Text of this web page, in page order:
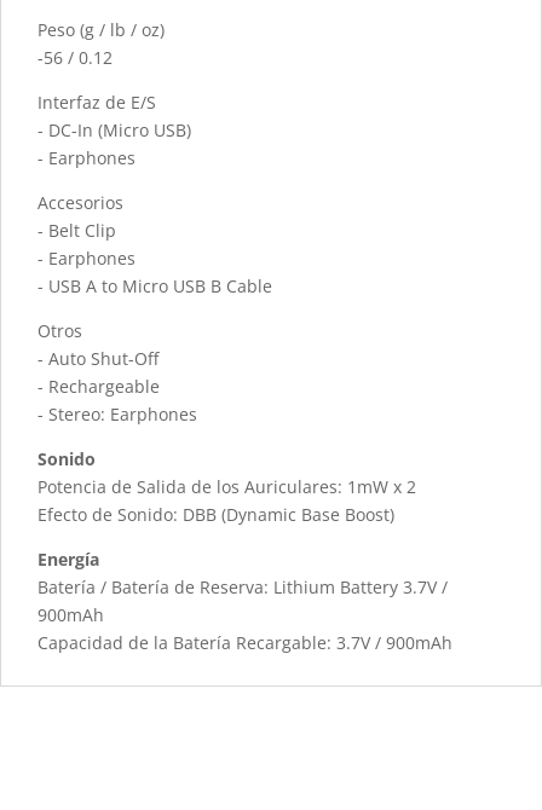
Peso (g / lb / oz)
-56 / 0.12
Interfaz de E/S
- DC-In (Micro USB)
- Earphones
Accesorios
- Belt Clip
- Earphones
- USB A to Micro USB B Cable
Otros
- Auto Shut-Off
- Rechargeable
- Stereo: Earphones
Sonido
Potencia de Salida de los Auriculares: 1mW x 2
Efecto de Sonido: DBB (Dynamic Base Boost)
Energía
Batería / Batería de Reserva: Lithium Battery 3.7V /
900mAh
Capacidad de la Batería Recargable: 3.7V / 900mAh